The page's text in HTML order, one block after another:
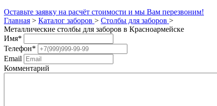
Оставьте заявку на расчёт стоимости и мы Вам перезвоним!
Главная > Каталог заборов > Столбы для заборов >
Металлические столбы для заборов в Красноармейске
Имя*
Телефон*
Email
Комментарий